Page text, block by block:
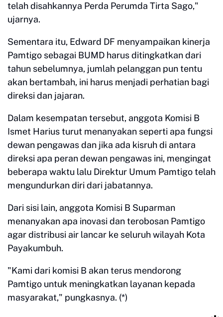
telah disahkannya Perda Perumda Tirta Sago,"
ujarnya.
Sementara itu, Edward DF menyampaikan kinerja
Pamtigo sebagai BUMD harus ditingkatkan dari
tahun sebelumnya, jumlah pelanggan pun tentu
akan bertambah, ini harus menjadi perhatian bagi
direksi dan jajaran.
Dalam kesempatan tersebut, anggota Komisi B
Ismet Harius turut menanyakan seperti apa fungsi
dewan pengawas dan jika ada kisruh di antara
direksi apa peran dewan pengawas ini, mengingat
beberapa waktu lalu Direktur Umum Pamtigo telah
mengundurkan diri dari jabatannya.
Dari sisi lain, anggota Komisi B Suparman
menanyakan apa inovasi dan terobosan Pamtigo
agar distribusi air lancar ke seluruh wilayah Kota
Payakumbuh.
"Kami dari komisi B akan terus mendorong
Pamtigo untuk meningkatkan layanan kepada
masyarakat," pungkasnya. (*)